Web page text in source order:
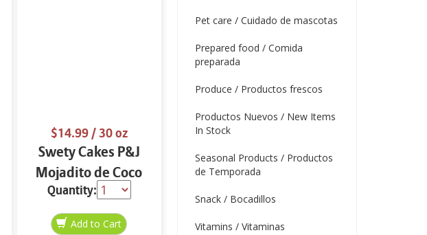
$14.99/ 30 oz
Swety Cakes P&J
Mojadito de Coco
28 oz.
Quantity:
Pet care / Cuidado de mascotas
Prepared food / Comida
preparada
Produce / Productos frescos
Productos Nuevos / New Items
In Stock
Seasonal Products / Productos
de Temporada
Snack / Bocadillos
Vitamins / Vitaminas